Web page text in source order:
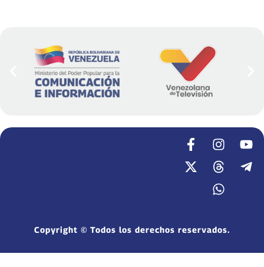
Copyright © Todos los derechos reservados.